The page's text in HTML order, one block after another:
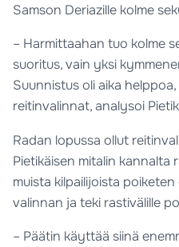
Samson Deriazille kolme
– Harmittaahan tuo kolme
suoritus, vain yksi
Suunnistus oli aika
reitinvalinnat, analysoi
Radan lopussa ollut
Pietikäisen mitalin kannalta
muista kilpailijoista
valinnan ja teki rastivälille
– Päätin käyttää siinä